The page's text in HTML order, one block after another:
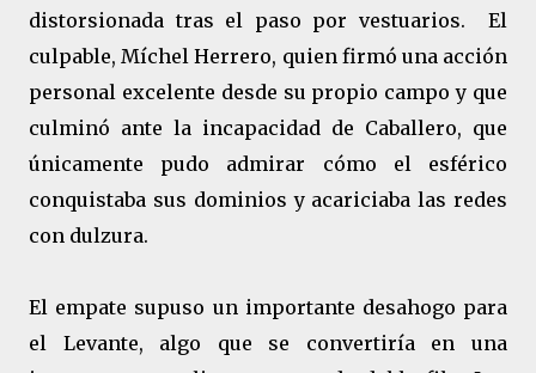
distorsionada tras el paso por vestuarios.
El
culpable, Míchel Herrero, quien firmó una acción
personal excelente desde su propio campo y que
culminó ante la incapacidad de Caballero, que
únicamente pudo admirar cómo el esférico
conquistaba sus dominios y acariciaba las redes
con dulzura.
El empate supuso un importante desahogo para
el Levante, algo que se convertiría en una